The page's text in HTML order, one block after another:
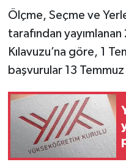
Ölçme, Seçme ve
tarafından
Kılavuzu’na göre, 1
başvurular 13
Magazin
Pazarlar
Politika
Resmi İlan